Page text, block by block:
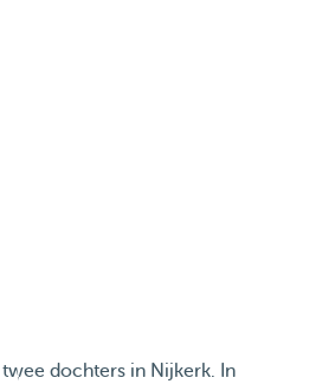
dochters in Nijkerk. In